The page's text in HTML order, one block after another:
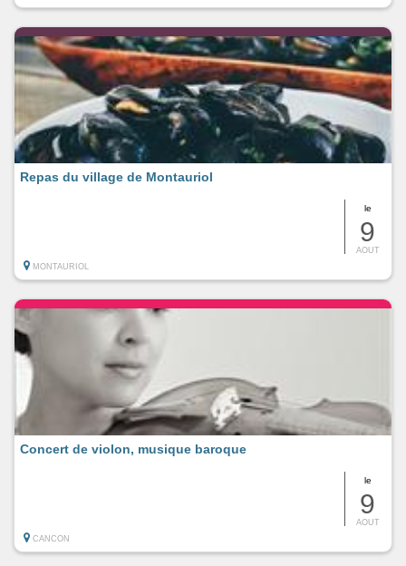
le
9
AOUT
Repas du village de Montauriol
MONTAURIOL
le
9
AOUT
Concert de violon, musique baroque
CANCON